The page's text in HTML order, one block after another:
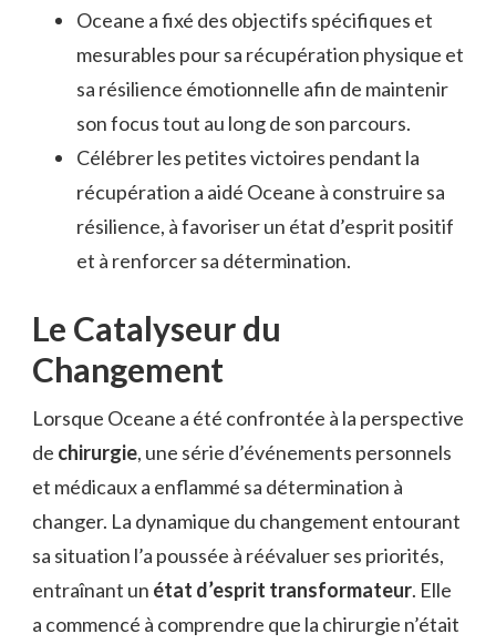
Oceane a fixé des objectifs spécifiques et
mesurables pour sa récupération physique et
sa résilience émotionnelle afin de maintenir
son focus tout au long de son parcours.
Célébrer les petites victoires pendant la
récupération a aidé Oceane à construire sa
résilience, à favoriser un état d’esprit positif
et à renforcer sa détermination.
Le Catalyseur du
Changement
Lorsque Oceane a été confrontée à la perspective
de chirurgie, une série d’événements personnels
et médicaux a enflammé sa détermination à
changer. La dynamique du changement entourant
sa situation l’a poussée à réévaluer ses priorités,
entraînant un état d’esprit transformateur. Elle
a commencé à comprendre que la chirurgie n’était